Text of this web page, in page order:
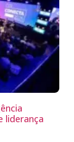
liderança